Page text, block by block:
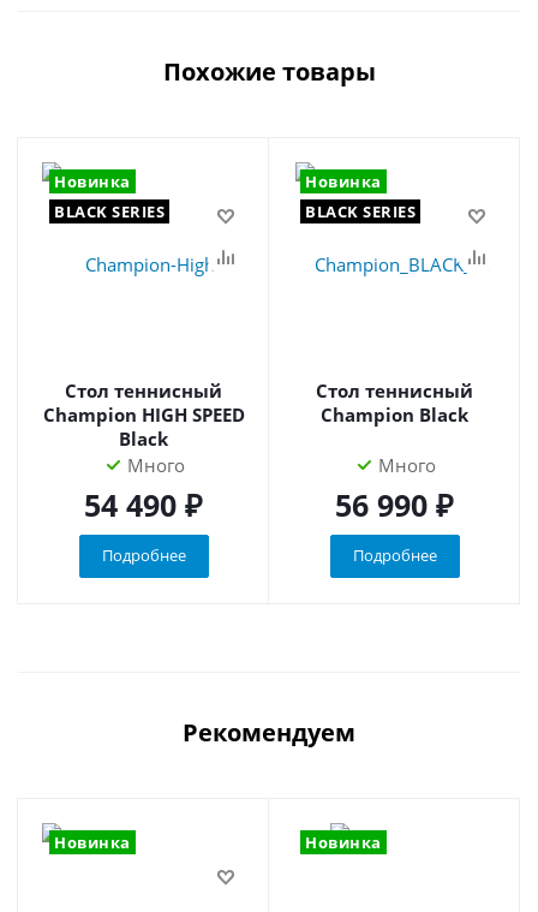
Похожие товары
Новинка
BLACK SERIES
Стол теннисный
Champion HIGH SPEED
Black
Много
54 490 ₽
Подробнее
Новинка
BLACK SERIES
Стол теннисный
Champion Black
Много
56 990 ₽
Подробнее
Рекомендуем
Новинка Новинка